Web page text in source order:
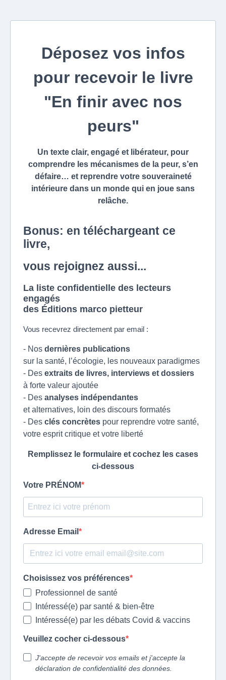
Déposez vos infos
pour recevoir le livre
"En finir avec nos
peurs"
Un texte clair, engagé et libérateur, pour
comprendre les mécanismes de la peur, s’en
défaire… et reprendre votre souveraineté
intérieure dans un monde qui en joue sans
relâche.
Bonus: en téléchargeant ce
livre,
vous rejoignez aussi...
La liste confidentielle des lecteurs
engagés
des Éditions marco pietteur
Vous recevrez directement par email :
- Nos dernières publications
sur la santé, l’écologie, les nouveaux paradigmes
- Des extraits de livres, interviews et dossiers
à forte valeur ajoutée
- Des analyses indépendantes
et alternatives, loin des discours formatés
- Des clés concrètes pour reprendre votre santé,
votre esprit critique et votre liberté
Remplissez le formulaire et cochez les cases
ci-dessous
Votre PRÉNOM
Adresse Email
Choisissez vos préférences
Professionnel de santé
Intéressé(e) par santé & bien-être
Intéressé(e) par les débats Covid & vaccins
Veuillez cocher ci-dessous
J'accepte de recevoir vos emails et j'accepte la
déclaration de confidentialité des données.